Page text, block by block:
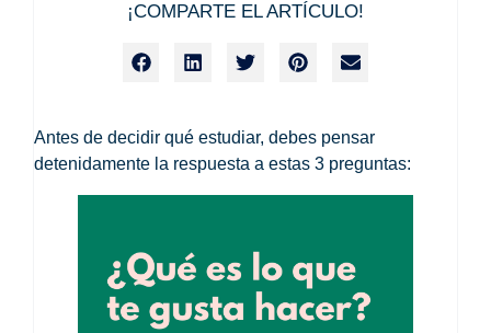
¡COMPARTE EL ARTÍCULO!
Antes de decidir qué estudiar, debes pensar
detenidamente la respuesta a estas 3 preguntas: